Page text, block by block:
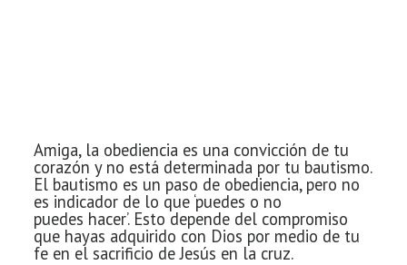
Amiga, la obediencia es una convicción de tu
corazón y no está determinada por tu bautismo.
El bautismo es un paso de obediencia, pero no
es indicador de lo que ‘puedes o no
puedes hacer’. Esto depende del compromiso
que hayas adquirido con Dios por medio de tu
fe en el sacrificio de Jesús en la cruz.